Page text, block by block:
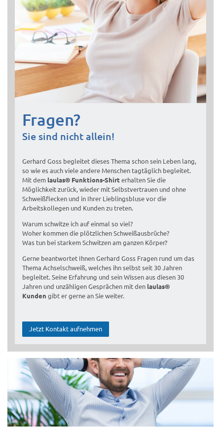
Fragen?
Sie sind nicht allein!
Gerhard Goss begleitet dieses Thema schon sein Leben lang,
so wie es auch viele andere Menschen tagtäglich begleitet.
Mit dem laulas® Funktions-Shirterhalten Sie die
Möglichkeit zurück, wieder mit Selbstvertrauen und ohne
Schweißflecken und in Ihrer Lieblingsbluse vor die
Arbeitskollegen und Kunden zu treten.
Warum schwitze ich auf einmal so viel?
Woher kommen die plötzlichen Schweißausbrüche?
Was tun bei starkem Schwitzen am ganzen Körper?
Gerne beantwortet Ihnen Gerhard Goss Fragen rund um das
Thema Achselschweiß, welches ihn selbst seit 30 Jahren
begleitet. Seine Erfahrung und sein Wissen aus diesen 30
Jahren und unzähligen Gesprächen mit den laulas®
Kunden gibt er gerne an Sie weiter.
Jetzt Kontakt aufnehmen